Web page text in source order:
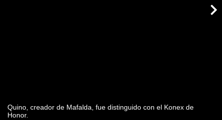
Quino, creador de Mafalda, fue distinguido con el Konex de
Honor.